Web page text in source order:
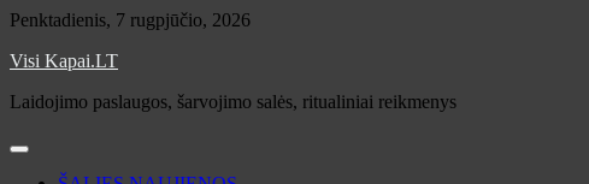
Skip
content
Penktadienis, 7 rugpjūčio, 2026
Visi Kapai.LT
Laidojimo paslaugos, šarvojimo salės, ritualiniai reikmenys